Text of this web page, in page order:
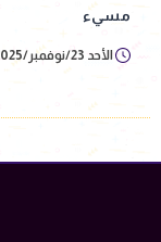
مسيء
الأحد 23/نوفمبر/2025 - 01:05 م